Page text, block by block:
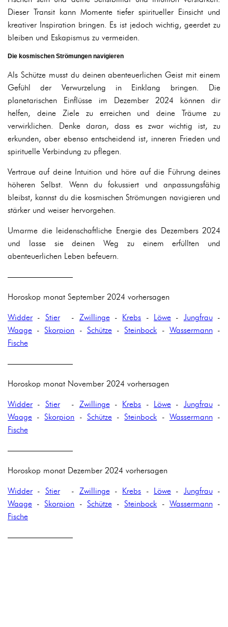
Dieser Transit kann Momente tiefer spiritueller Einsicht und
kreativer Inspiration bringen. Es ist jedoch wichtig, geerdet zu
bleiben und Eskapismus zu vermeiden.
Die kosmischen Strömungen navigieren
Als Schütze musst du deinen abenteuerlichen Geist mit einem
Gefühl der Verwurzelung in Einklang bringen. Die
planetarischen Einflüsse im Dezember 2024 können dir
helfen, deine Ziele zu erreichen und deine Träume zu
verwirklichen. Denke daran, dass es zwar wichtig ist, zu
erkunden, aber ebenso entscheidend ist, inneren Frieden und
spirituelle Verbindung zu pflegen.
Vertraue auf deine Intuition und höre auf die Führung deines
höheren Selbst. Wenn du fokussiert und anpassungsfähig
bleibst, kannst du die kosmischen Strömungen navigieren und
stärker und weiser hervorgehen.
Umarme die leidenschaftliche Energie des Dezembers 2024
und lasse sie deinen Weg zu einem erfüllten und
abenteuerlichen Leben befeuern.
————————
Horoskop monat September 2024 vorhersagen
Widder- Stier- Zwillinge- Krebs - Löwe - Jungfrau-
Waage -Skorpion - Schütze-Steinbock - Wassermann-
Fische
————————
Horoskop monat November 2024 vorhersagen
Widder- Stier- Zwillinge- Krebs - Löwe - Jungfrau-
Waage -Skorpion - Schütze-Steinbock - Wassermann-
Fische
————————
Horoskop monat Dezember 2024 vorhersagen
Widder- Stier- Zwillinge- Krebs - Löwe - Jungfrau-
Waage -Skorpion - Schütze-Steinbock - Wassermann-
Fische
————————